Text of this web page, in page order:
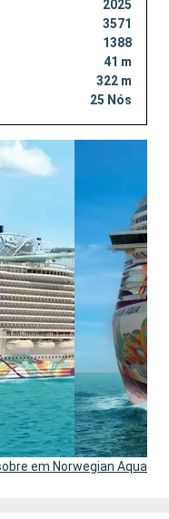
2025
3571
1388
41 m
322 m
25 Nós
em Norwegian Aqua